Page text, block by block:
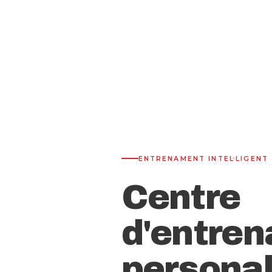
ENTRENAMENT INTEL·LIGENT
Centre